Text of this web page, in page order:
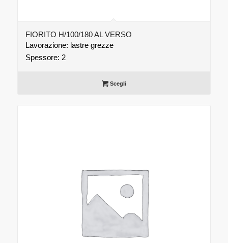
FIORITO H/100/180 AL VERSO
Lavorazione: lastre grezze
Spessore: 2
Scegli